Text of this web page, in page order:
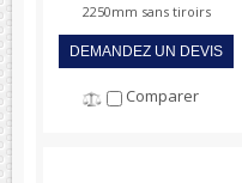
2250mm sans tiroirs
DEMANDEZ UN DEVIS
Comparer